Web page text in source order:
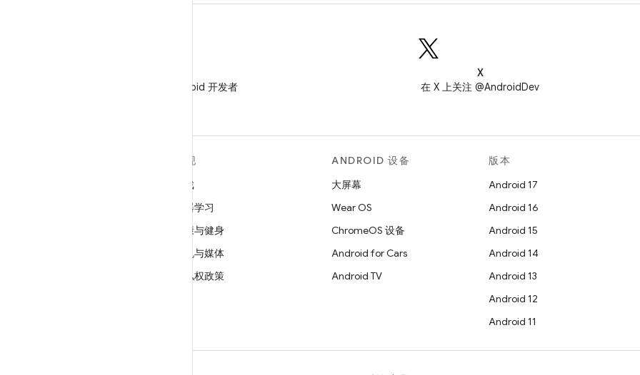
在微信中关注 Android 开发者
X
在 X 上关注 @AndroidDev
发现
游戏
机器学习
健康与健身
相机与媒体
隐私权政策
ANDROID 设备
大屏幕
Wear OS
ChromeOS 设备
Android for Cars
Android TV
版本
Android 17
Android 16
Android 15
Android 14
Android 13
Android 12
Android 11